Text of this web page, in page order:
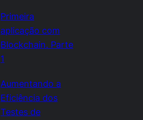
Primeira
aplicação com
Blockchain. Parte
1
Aumentando a
Eficiência dos
Testes de